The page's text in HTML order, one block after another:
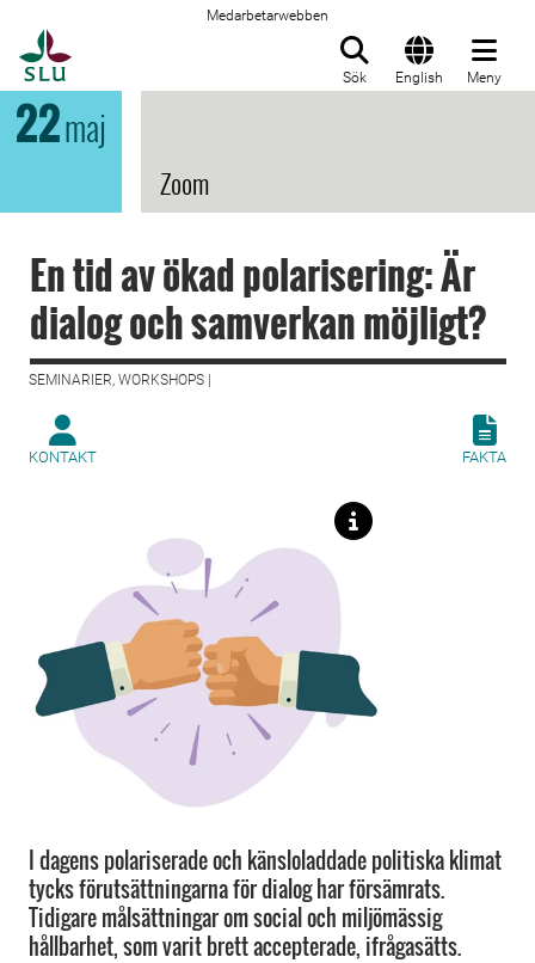
Medarbetarwebben
Sök English Meny
22maj
Zoom
En tid av ökad polarisering: Är
dialog och samverkan möjligt?
SEMINARIER, WORKSHOPS |
KONTAKT FAKTA
I dagens polariserade och känsloladdade politiska klimat
tycks förutsättningarna för dialog har försämrats.
Tidigare målsättningar om social och miljömässig
hållbarhet, som varit brett accepterade, ifrågasätts.